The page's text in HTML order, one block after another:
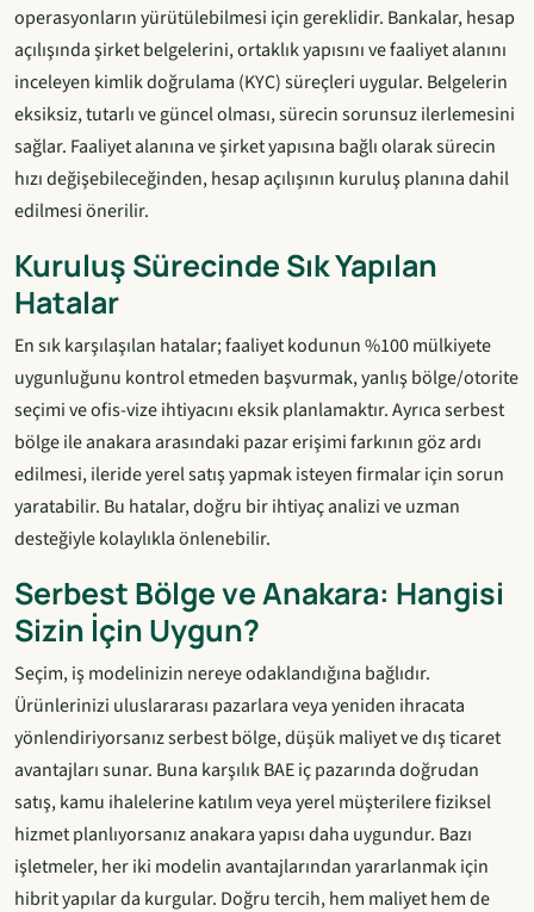
operasyonların yürütülebilmesi için gereklidir. Bankalar, hesap
açılışında şirket belgelerini, ortaklık yapısını ve faaliyet alanını
inceleyen kimlik doğrulama (KYC) süreçleri uygular. Belgelerin
eksiksiz, tutarlı ve güncel olması, sürecin sorunsuz ilerlemesini
sağlar. Faaliyet alanına ve şirket yapısına bağlı olarak sürecin
hızı değişebileceğinden, hesap açılışının kuruluş planına dahil
edilmesi önerilir.
Kuruluş Sürecinde Sık Yapılan
Hatalar
En sık karşılaşılan hatalar; faaliyet kodunun %100 mülkiyete
uygunluğunu kontrol etmeden başvurmak, yanlış bölge/otorite
seçimi ve ofis-vize ihtiyacını eksik planlamaktır. Ayrıca serbest
bölge ile anakara arasındaki pazar erişimi farkının göz ardı
edilmesi, ileride yerel satış yapmak isteyen firmalar için sorun
yaratabilir. Bu hatalar, doğru bir ihtiyaç analizi ve uzman
desteğiyle kolaylıkla önlenebilir.
Serbest Bölge ve Anakara: Hangisi
Sizin İçin Uygun?
Seçim, iş modelinizin nereye odaklandığına bağlıdır.
Ürünlerinizi uluslararası pazarlara veya yeniden ihracata
yönlendiriyorsanız serbest bölge, düşük maliyet ve dış ticaret
avantajları sunar. Buna karşılık BAE iç pazarında doğrudan
satış, kamu ihalelerine katılım veya yerel müşterilere fiziksel
hizmet planlıyorsanız anakara yapısı daha uygundur. Bazı
işletmeler, her iki modelin avantajlarından yararlanmak için
hibrit yapılar da kurgular. Doğru tercih, hem maliyet hem de